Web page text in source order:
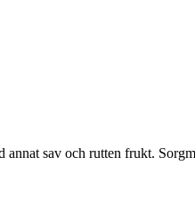
sav och rutten frukt.